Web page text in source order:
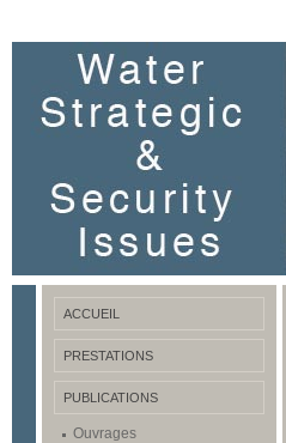
ACCUEIL
PRESTATIONS
PUBLICATIONS
Ouvrages